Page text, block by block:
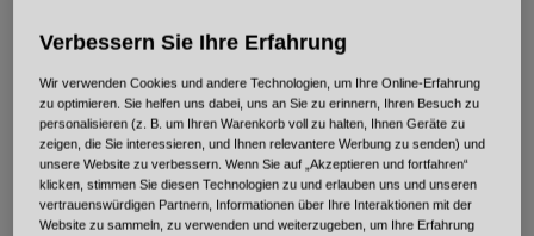
Farben -
Größe Größentabelle
Verbessern Sie Ihre Erfahrung
Wir verwenden Cookies und andere Technologien, um Ihre Online-Erfahrung
zu optimieren. Sie helfen uns dabei, uns an Sie zu erinnern, Ihren Besuch zu
personalisieren (z. B. um Ihren Warenkorb voll zu halten, Ihnen Geräte zu
zeigen, die Sie interessieren, und Ihnen relevantere Werbung zu senden) und
unsere Website zu verbessern. Wenn Sie auf „Akzeptieren und fortfahren“
klicken, stimmen Sie diesen Technologien zu und erlauben uns und unseren
vertrauenswürdigen Partnern, Informationen über Ihre Interaktionen mit der
Website zu sammeln, zu verwenden und weiterzugeben, um Ihre Erfahrung